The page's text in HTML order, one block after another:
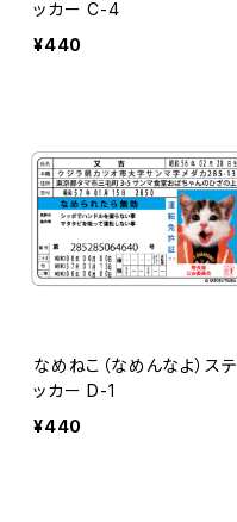
ッカー C-4
¥440
なめねこ（なめんなよ）ステ
ッカー D-1
¥440